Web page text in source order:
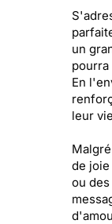
un
En
leur
de
ou